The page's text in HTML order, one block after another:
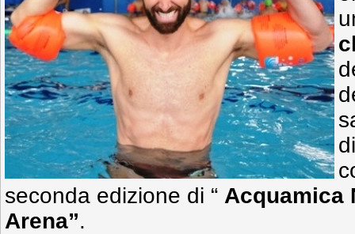
seconda edizione di “ Acquamica
Arena”.